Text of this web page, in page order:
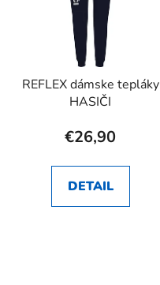
REFLEX dámske tepláky
HASIČI
€26,90
DETAIL